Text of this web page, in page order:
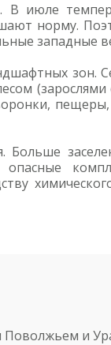
В июле
норму.
западные
зон.
(зарослями
Больше
Поволжьем и